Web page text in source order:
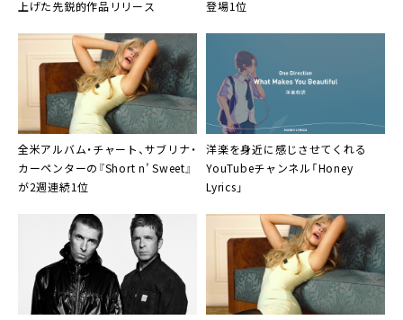
上げた先鋭的作品リリース 登場1位
全米アルバム・チャート、サブリナ・
カーペンターの『Short n’ Sweet』
が2週連続1位
洋楽を身近に感じさせてくれる
YouTubeチャンネル「Honey
Lyrics」